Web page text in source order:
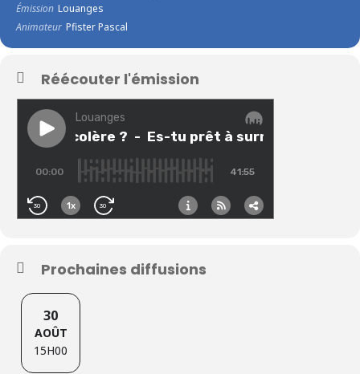
Émission Louanges
Animateur Pfister Pascal
Réécouter l'émission
Prochaines diffusions
30
AOÛT
15H00